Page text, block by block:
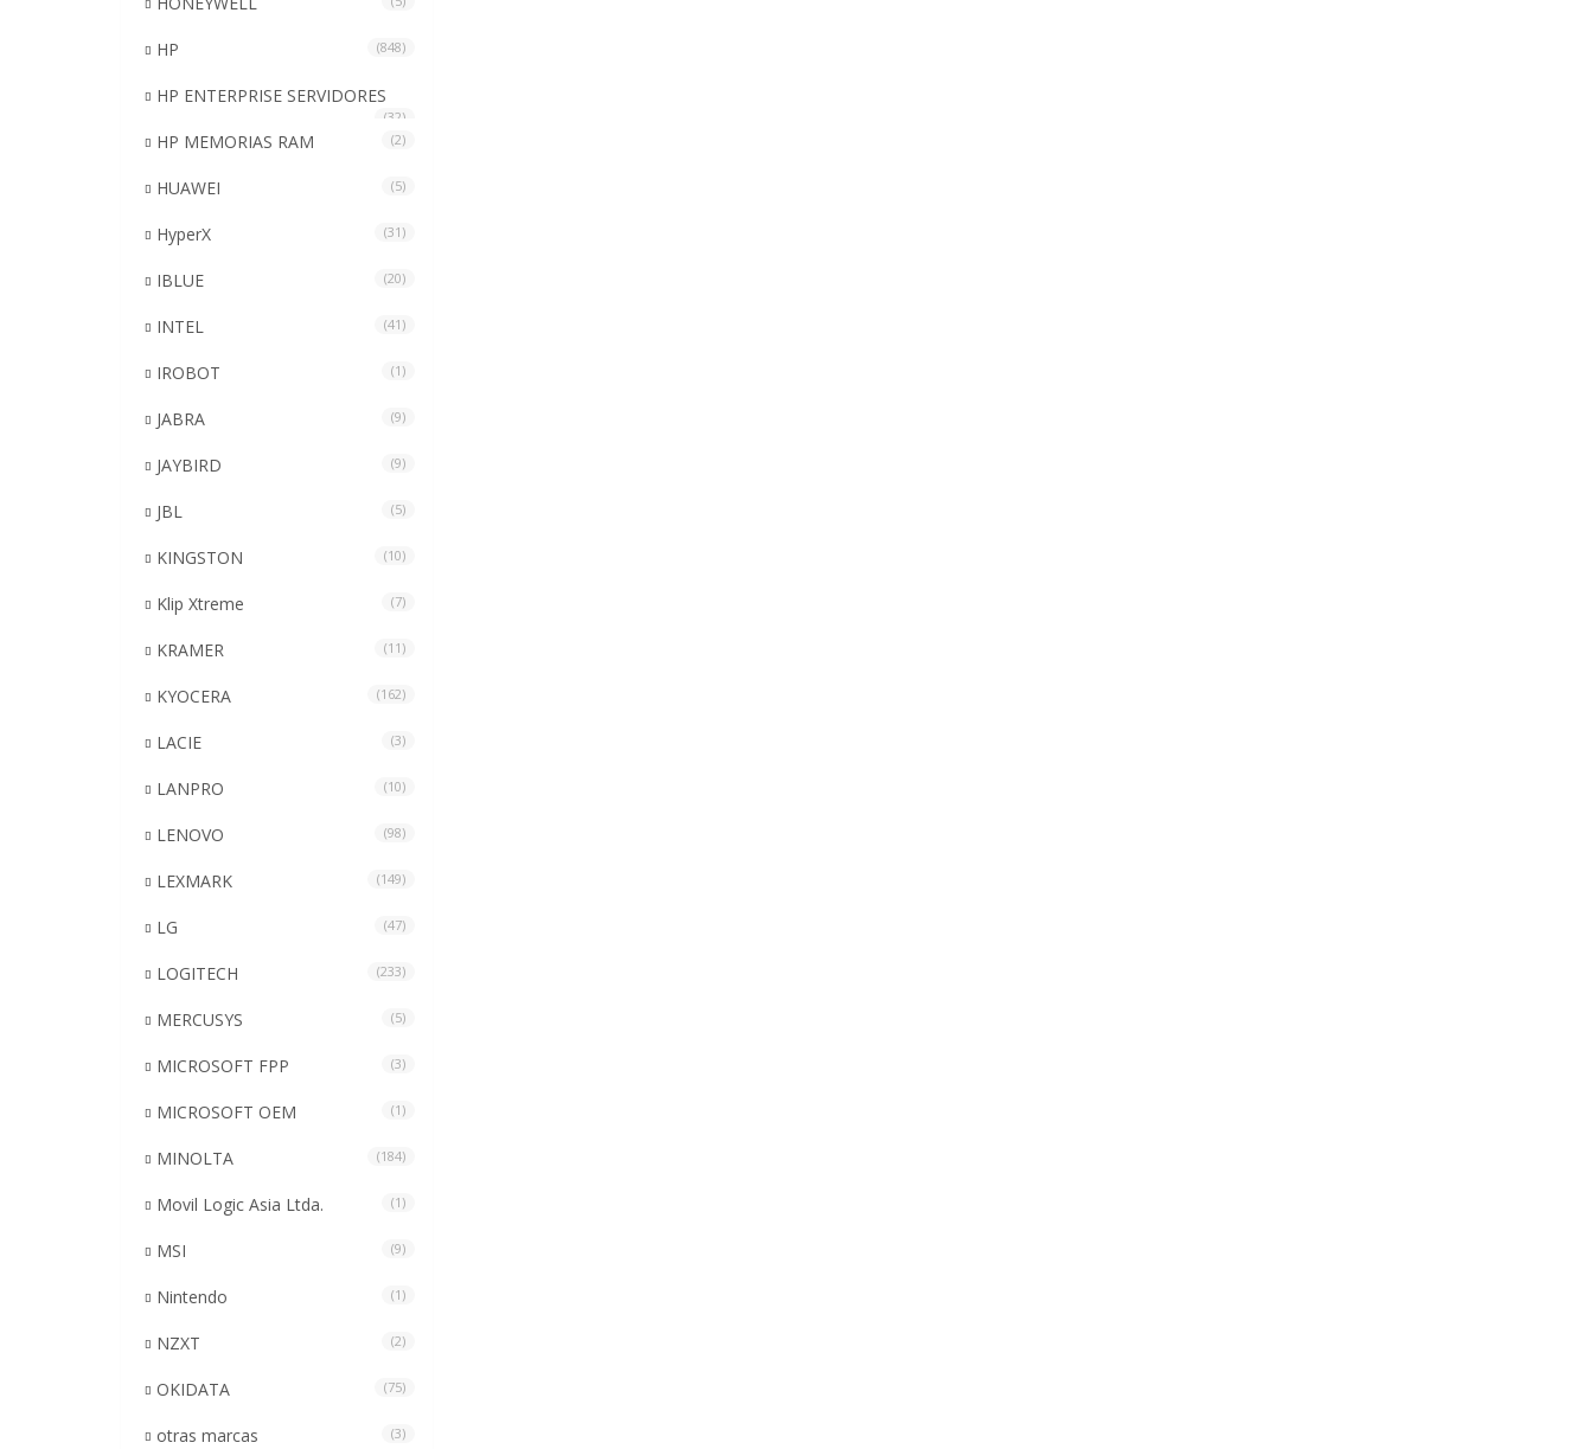
HP (848)
HP ENTERPRISE SERVIDORES
(32)
HP MEMORIAS RAM (2)
HUAWEI (5)
HyperX (31)
IBLUE (20)
INTEL (41)
IROBOT (1)
JABRA (9)
JAYBIRD (9)
JBL (5)
KINGSTON (10)
Klip Xtreme (7)
KRAMER (11)
KYOCERA (162)
LACIE (3)
LANPRO (10)
LENOVO (98)
LEXMARK (149)
LG (47)
LOGITECH (233)
MERCUSYS (5)
MICROSOFT FPP (3)
MICROSOFT OEM (1)
MINOLTA (184)
Movil Logic Asia Ltda. (1)
MSI (9)
Nintendo (1)
NZXT (2)
OKIDATA (75)
otras marcas (3)